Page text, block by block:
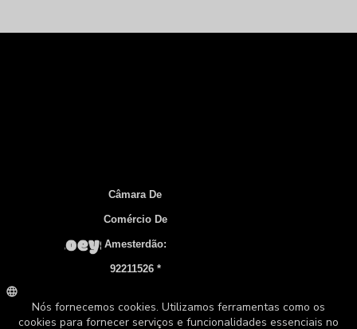
Câmara De
Comércio De
Amesterdão:
92211526 *
IVA: